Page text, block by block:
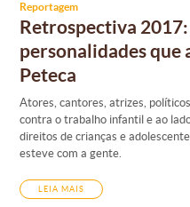
Reportagem
Retrospectiva 2017:
personalidades que
Peteca
Atores, cantores, atrizes,
contra o trabalho infantil e ao
direitos de crianças e
esteve com a gente.
LEIA MAIS